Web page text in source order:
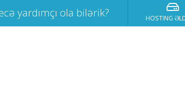
yardımçı ola bilərik? HOSTING